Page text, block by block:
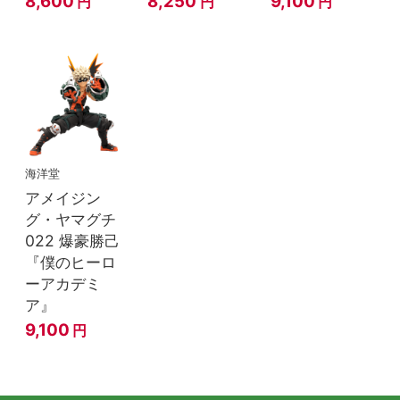
海洋堂
アメイジン
グ・ヤマグチ
022 爆豪勝己
『僕のヒーロ
ーアカデミ
ア』
9,100 円